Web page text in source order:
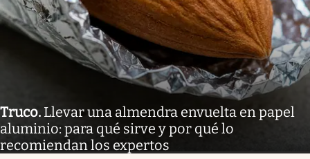
Truco. Llevar una almendra envuelta en papel
aluminio: para qué sirve y por qué lo
recomiendan los expertos